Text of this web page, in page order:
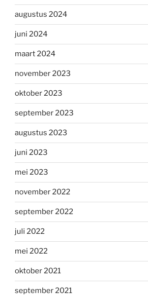
augustus 2024
juni 2024
maart 2024
november 2023
oktober 2023
september 2023
augustus 2023
juni 2023
mei 2023
november 2022
september 2022
juli 2022
mei 2022
oktober 2021
september 2021